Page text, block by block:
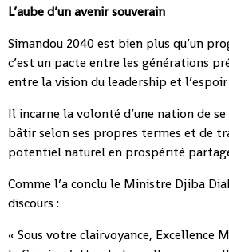
L’aube d’un avenir souverain
Simandou 2040 est bien plus qu’un
c’est un pacte entre les générations
entre la vision du leadership et
Il incarne la volonté d’une nation de
bâtir selon ses propres termes et de
potentiel naturel en prospérité
Comme l’a conclu le Ministre Djiba
discours :
« Sous votre clairvoyance, Excellence